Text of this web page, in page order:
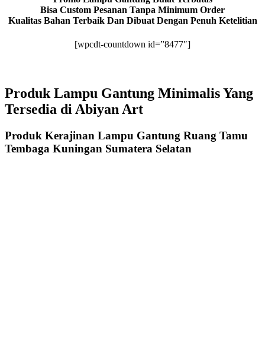
Bisa Custom Pesanan Tanpa Minimum Order
Kualitas Bahan Terbaik Dan Dibuat Dengan Penuh Ketelitian
[wpcdt-countdown id=”8477″]
Produk Lampu Gantung Minimalis Yang
Tersedia di Abiyan Art
Produk Kerajinan Lampu Gantung Ruang Tamu
Tembaga Kuningan Sumatera Selatan